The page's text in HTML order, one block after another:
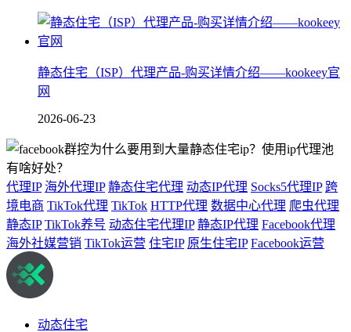
静态住宅（ISP）代理产品-购买详情介绍——kookeey官
网
2026-06-23
代理IP 海外代理IP 静态住宅代理 动态IP代理 Socks5代理IP 跨
境电商 TikTok代理 TikTok HTTP代理 数据中心代理 爬虫代理
静态IP TikTok养号 动态住宅代理IP 静态IP代理 Facebook代理
海外社媒营销 TikTok运营 住宅IP 原生住宅IP Facebook运营
动态住宅